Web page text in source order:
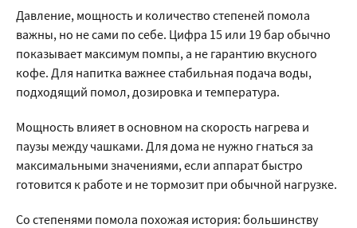
Давление, мощность и количество степеней помола
важны, но не сами по себе. Цифра 15 или 19 бар обычно
показывает максимум помпы, а не гарантию вкусного
кофе. Для напитка важнее стабильная подача воды,
подходящий помол, дозировка и температура.
Мощность влияет в основном на скорость нагрева и
паузы между чашками. Для дома не нужно гнаться за
максимальными значениями, если аппарат быстро
готовится к работе и не тормозит при обычной нагрузке.
Со степенями помола похожая история: большинству